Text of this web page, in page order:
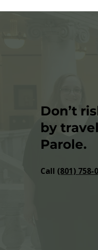
Don’t
by
Parole.
Call (801) 758-